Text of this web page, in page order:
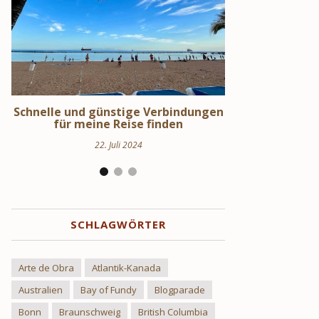
Schweden Urlaub – Haus am See in
Uppland
24. März 2024
SCHLAGWÖRTER
Arte de Obra
Atlantik-Kanada
Australien
Bay of Fundy
Blogparade
Bonn
Braunschweig
British Columbia